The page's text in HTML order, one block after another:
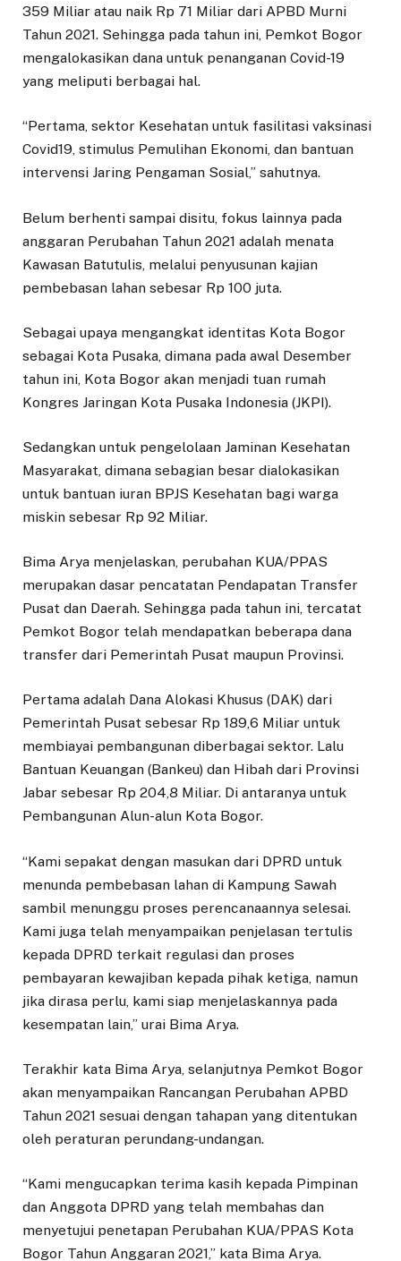
359 Miliar atau naik Rp 71 Miliar dari APBD Murni
Tahun 2021. Sehingga pada tahun ini, Pemkot Bogor
mengalokasikan dana untuk penanganan Covid-19
yang meliputi berbagai hal.
“Pertama, sektor Kesehatan untuk fasilitasi vaksinasi
Covid19, stimulus Pemulihan Ekonomi, dan bantuan
intervensi Jaring Pengaman Sosial,” sahutnya.
Belum berhenti sampai disitu, fokus lainnya pada
anggaran Perubahan Tahun 2021 adalah menata
Kawasan Batutulis, melalui penyusunan kajian
pembebasan lahan sebesar Rp 100 juta.
Sebagai upaya mengangkat identitas Kota Bogor
sebagai Kota Pusaka, dimana pada awal Desember
tahun ini, Kota Bogor akan menjadi tuan rumah
Kongres Jaringan Kota Pusaka Indonesia (JKPI).
Sedangkan untuk pengelolaan Jaminan Kesehatan
Masyarakat, dimana sebagian besar dialokasikan
untuk bantuan iuran BPJS Kesehatan bagi warga
miskin sebesar Rp 92 Miliar.
Bima Arya menjelaskan, perubahan KUA/PPAS
merupakan dasar pencatatan Pendapatan Transfer
Pusat dan Daerah. Sehingga pada tahun ini, tercatat
Pemkot Bogor telah mendapatkan beberapa dana
transfer dari Pemerintah Pusat maupun Provinsi.
Pertama adalah Dana Alokasi Khusus (DAK) dari
Pemerintah Pusat sebesar Rp 189,6 Miliar untuk
membiayai pembangunan diberbagai sektor. Lalu
Bantuan Keuangan (Bankeu) dan Hibah dari Provinsi
Jabar sebesar Rp 204,8 Miliar. Di antaranya untuk
Pembangunan Alun-alun Kota Bogor.
“Kami sepakat dengan masukan dari DPRD untuk
menunda pembebasan lahan di Kampung Sawah
sambil menunggu proses perencanaannya selesai.
Kami juga telah menyampaikan penjelasan tertulis
kepada DPRD terkait regulasi dan proses
pembayaran kewajiban kepada pihak ketiga, namun
jika dirasa perlu, kami siap menjelaskannya pada
kesempatan lain,” urai Bima Arya.
Terakhir kata Bima Arya, selanjutnya Pemkot Bogor
akan menyampaikan Rancangan Perubahan APBD
Tahun 2021 sesuai dengan tahapan yang ditentukan
oleh peraturan perundang-undangan.
“Kami mengucapkan terima kasih kepada Pimpinan
dan Anggota DPRD yang telah membahas dan
menyetujui penetapan Perubahan KUA/PPAS Kota
Bogor Tahun Anggaran 2021,” kata Bima Arya.